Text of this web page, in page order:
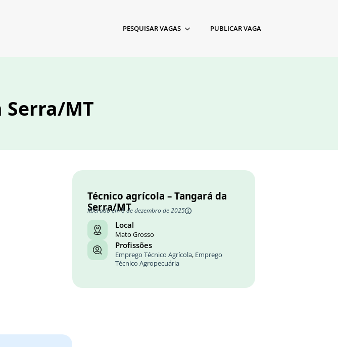
PESQUISAR VAGAS PUBLICAR VAGA
Serra/MT
Técnico agrícola – Tangará da
Serra/MT
liberado em 8 de dezembro de 2025
Local
Mato Grosso
Profissões
Emprego Técnico Agrícola, Emprego
Técnico Agropecuária